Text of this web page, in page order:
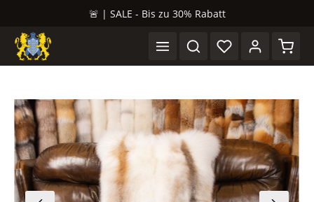
🚨 | SALE - Bis zu 30% Rabatt
Bildergalerie überspringen